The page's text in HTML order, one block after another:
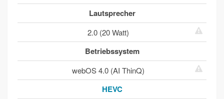
Lautsprecher
2.0 (20 Watt)
Betriebssystem
webOS 4.0 (AI ThinQ)
HEVC